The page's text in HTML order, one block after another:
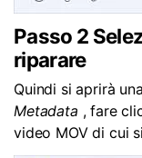
Passo 2
riparare
Quindi si aprirà
Metadata , fare
video MOV di cui